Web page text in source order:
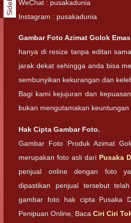
WeChat : pusakadunia
Instagram : pusakadunia
Gambar Foto Azimat Golok
hanya di resize tanpa editan
jarak dekat sehingga anda bisa
sembunyikan kekurangan dan
Bagi kami kejujuran dan
bukan mengutamakan keuntungan
Hak Cipta Gambar Foto.
Gambar Foto Produk Azimat
merupakan foto asli dari Pusaka
penjual online dengan foto
dipastikan penjual tersebut
gambar foto hak cipta Pusaka
Penipuan Online, Baca Ciri Ciri